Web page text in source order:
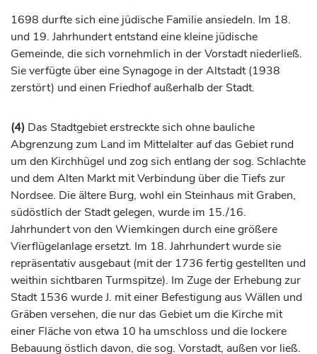
1698 durfte sich eine jüdische Familie ansiedeln. Im 18.
und 19. Jahrhundertentstand eine kleine jüdische
Gemeinde, die sich vornehmlich in der Vorstadt niederließ.
Sie verfügte über eine Synagoge in der Altstadt (1938
zerstört) und einen Friedhof außerhalb der Stadt.
(4) Das Stadtgebiet erstreckte sich ohne bauliche
Abgrenzung zum Land im Mittelalter auf das Gebiet rund
um den Kirchhügel und zog sich entlang der sog. Schlachte
und dem Alten Markt mit Verbindung über die Tiefs zur
Nordsee. Die ältere Burg, wohl ein Steinhaus mit Graben,
südöstlich der Stadt gelegen, wurde im 15./16.
Jahrhundertvon den Wiemkingen durch eine größere
Vierflügelanlage ersetzt. Im 18. Jahrhundertwurde sie
repräsentativ ausgebaut (mit der 1736 fertig gestellten und
weithin sichtbaren Turmspitze). Im Zuge der Erhebung zur
Stadt 1536 wurde J. mit einer Befestigung aus Wällen und
Gräben versehen, die nur das Gebiet um die Kirche mit
einer Fläche von etwa 10 ha umschloss und die lockere
Bebauung östlich davon, die sog. Vorstadt, außen vor ließ.